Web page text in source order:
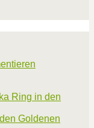
Ring in den
Goldenen